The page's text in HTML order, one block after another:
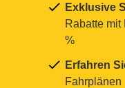
Exklusive
Rabatte
%
Erfahren
Fahrplänen